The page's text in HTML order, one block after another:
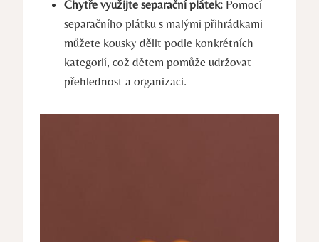
Chytře využijte separační plátek: ‍Pomocí
separačního plátku⁤ s malými ‍přihrádkami
můžete kousky dělit podle konkrétních
kategorií, což dětem pomůže udržovat
přehlednost a ​organizaci.